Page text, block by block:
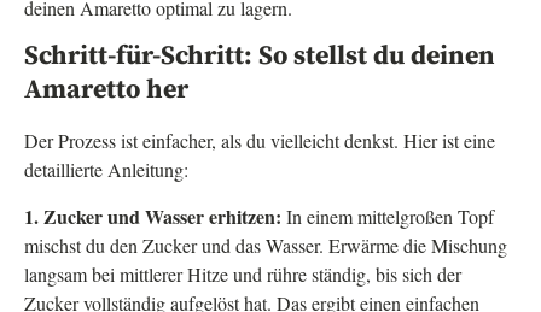
deinen Amaretto optimal zu lagern.
Schritt-für-Schritt: So stellst du deinen
Amaretto her
Der Prozess ist einfacher, als du vielleicht denkst. Hier ist eine
detaillierte Anleitung:
1. Zucker und Wasser erhitzen: In einem mittelgroßen Topf
mischst du den Zucker und das Wasser. Erwärme die Mischung
langsam bei mittlerer Hitze und rühre ständig, bis sich der
Zucker vollständig aufgelöst hat. Das ergibt einen einfachen